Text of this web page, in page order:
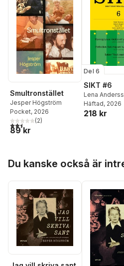
Smultronstället
Jesper Högström
Pocket, 2026
2,5utav 5 stjärnor. Totalt antal röster:
(2)
89 kr
Del 6
SIKT #6
Lena
Rooney ,Olof
Simon Kuper
Kleen
Emma Frans ,
Wennberg
Rudberg
Häftad, 2026
218 kr
Du kanske också är